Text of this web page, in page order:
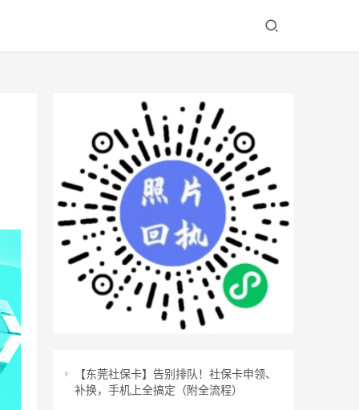
【东莞社保卡】告别排队！社保卡申领、
补换，手机上全搞定（附全流程）